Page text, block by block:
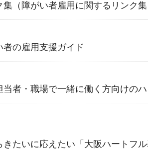
集（障がい者雇用に関するリンク集
者の雇用支援ガイド
当者・職場で一緒に働く方向けの
きたいに応えたい「大阪ハートフル